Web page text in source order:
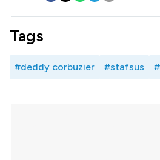
Tags
#deddy corbuzier #stafsus